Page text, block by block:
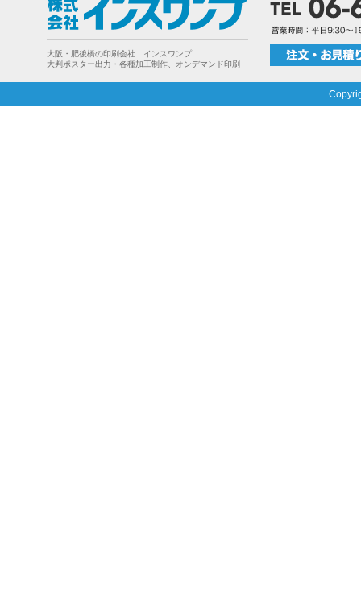
大阪・肥後橋の印刷会社 インスワンプ
大判ポスター出力・各種加工制作、オンデマンド印刷